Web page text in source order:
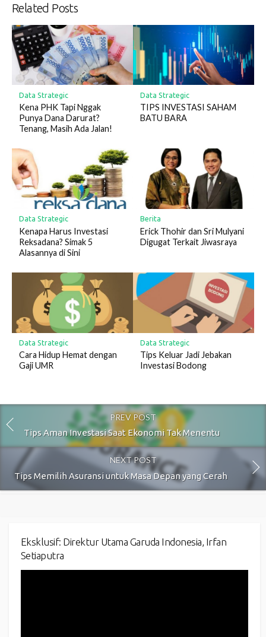
Related Posts
Data Strategic
Kena PHK Tapi Nggak
Punya Dana Darurat?
Tenang, Masih Ada Jalan!
Data Strategic
TIPS INVESTASI SAHAM
BATU BARA
Data Strategic
Kenapa Harus Investasi
Reksadana? Simak 5
Alasannya di Sini
Berita
Erick Thohir dan Sri Mulyani
Digugat Terkait Jiwasraya
Data Strategic
Cara Hidup Hemat dengan
Gaji UMR
Data Strategic
Tips Keluar Jadi Jebakan
Investasi Bodong
PREV POST
Tips Aman Investasi Saat Ekonomi Tak Menentu
NEXT POST
Tips Memilih Asuransi untuk Masa Depan yang Cerah
Eksklusif: Direktur Utama Garuda Indonesia, Irfan
Setiaputra